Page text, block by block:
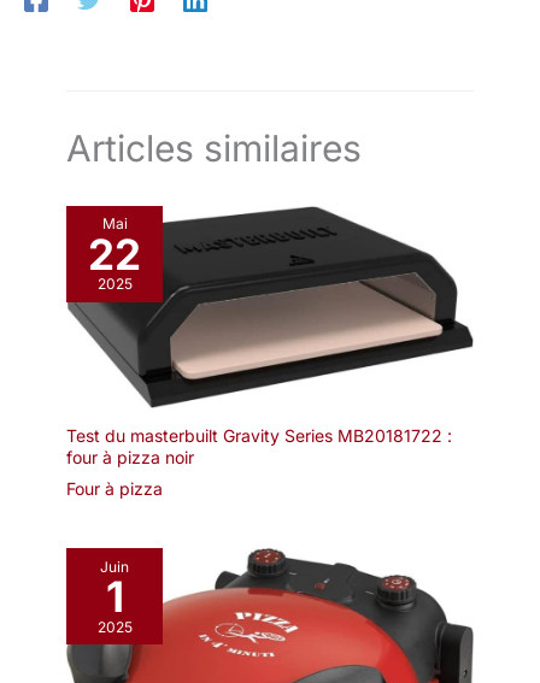
pour le protéger et le
transporter facilement.
Articles similaires
Mai
22
2025
Test du masterbuilt Gravity Series MB20181722 :
four à pizza noir
Four à pizza
Juin
1
2025